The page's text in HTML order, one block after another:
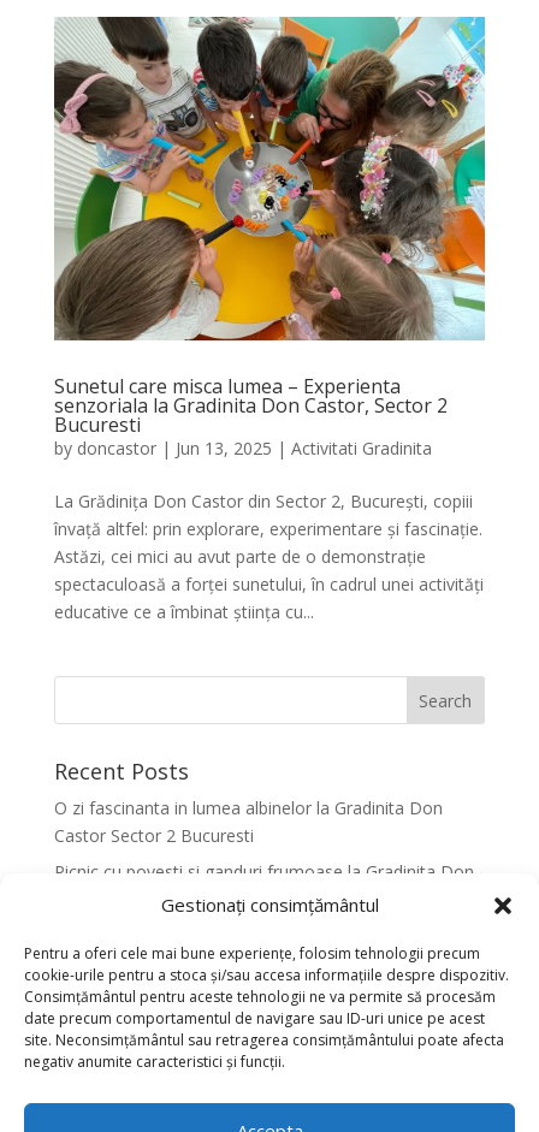
Gestionați consimțământul
Pentru a oferi cele mai bune experiențe, folosim tehnologii precum
cookie-urile pentru a stoca și/sau accesa informațiile despre dispozitiv.
Consimțământul pentru aceste tehnologii ne va permite să procesăm
date precum comportamentul de navigare sau ID-uri unice pe acest
site. Neconsimțământul sau retragerea consimțământului poate afecta
negativ anumite caracteristici și funcții.
Sunetul care misca lumea – Experienta
senzoriala la Gradinita Don Castor, Sector 2
Bucuresti
by doncastor| Jun 13, 2025 | Activitati Gradinita
La Grădinița Don Castor din Sector 2, București, copiii
învață altfel: prin explorare, experimentare și fascinație.
Astăzi, cei mici au avut parte de o demonstrație
spectaculoasă a forței sunetului, în cadrul unei activități
educative ce a îmbinat știința cu...
Recent Posts
O zi fascinanta in lumea albinelor la Gradinita Don
Castor Sector 2 Bucuresti
Picnic cu povesti si ganduri frumoase la Gradinita Don
Castor Sector 2 Bucuresti
Bucuresti
Activitati senzoriale creative pentru dezvoltarea
armonioasa a copiilor la Gradinita Don Castor Sector 2
Bucuresti